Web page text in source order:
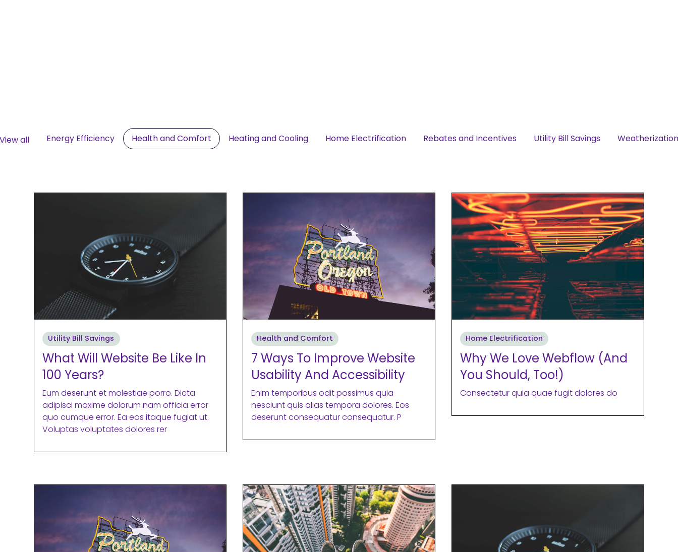
View all Energy Efficiency Health and Comfort Heating and Cooling Home Electrification Rebates and Incentives Utility Bill Savings Weatherization
Utility Bill Savings
What Will Website Be Like In
100 Years?
Eum deserunt et molestiae porro. Dicta
adipisci maxime dolorum nam officia error
quo cumque error. Ea eos itaque fugiat ut.
Voluptas voluptates dolores rer
Health and Comfort
7 Ways To Improve Website
Usability And Accessibility
Enim temporibus odit possimus quia
nesciunt quis alias tempora dolores. Eos
deserunt consequatur consequatur. P
Home Electrification
Why We Love Webflow (And
You Should, Too!)
Consectetur quia quae fugit dolores do